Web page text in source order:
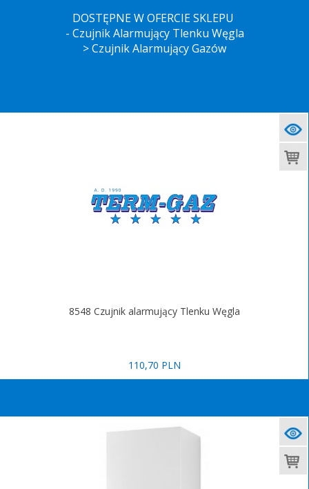
DOSTĘPNE W OFERCIE SKLEPU
- Czujnik Alarmujący Tlenku Węgla
> Czujnik Alarmujący Gazów
8548 Czujnik alarmujący Tlenku Węgla
110,70 PLN